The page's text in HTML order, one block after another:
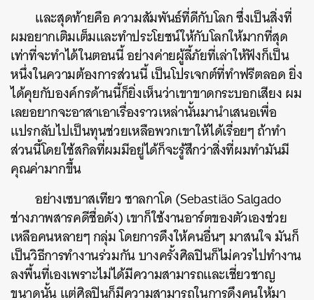
และสุดท้ายคือ ความสัมพันธ์ที่ดีกับโลก ซึ่งเป็นสิ่งที่
ผมอยากเติมเต็มและทำประโยชน์ให้กับโลกให้มากที่สุด
เท่าที่จะทำได้ในตอนนี้ อย่างค่ายผู้ลี้ภัยที่เล่าให้ฟังก็เป็น
หนึ่งในความต้องการส่วนนี้ เป็นโปรเจกต์ที่ทำฟรีตลอด ยิ่ง
ได้คุยกับองค์กรด้านนี้ก็ยิ่งเห็นว่าเขาขาดกระบอกเสียง ผม
เลยอยากจะอาสาเอาเรื่องราวเหล่านั้นมานำเสนอเพื่อ
แปรกลับไปเป็นทุนช่วยเหลือพวกเขาให้ได้เรื่อยๆ ถ้าทำ
ส่วนนี้โดยใช้สกิลที่ผมมีอยู่ได้ก็จะรู้สึกว่าสิ่งที่ผมทำมันมี
คุณค่ามากขึ้น
อย่างเซบาสเทียว ซาลกาโด (Sebastião Salgado
ช่างภาพสารคดีชื่อดัง) เขาก็ใช้งานอาร์ตของตัวเองช่วย
เหลือคนหลายๆ กลุ่ม โดยการดึงให้คนอื่นๆ มาสนใจ มันก็
เป็นวิธีการทำงานร่วมกัน บางครั้งศิลปินก็ไม่ควรไปทำงาน
ลงพื้นที่เองเพราะไม่ได้มีความสามารถและเชี่ยวชาญ
ขนาดนั้น แต่ศิลปินก็มีความสามารถในการดึงคนให้มา